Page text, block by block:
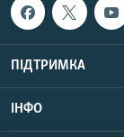
ПІДТРИМКА
ІНФО